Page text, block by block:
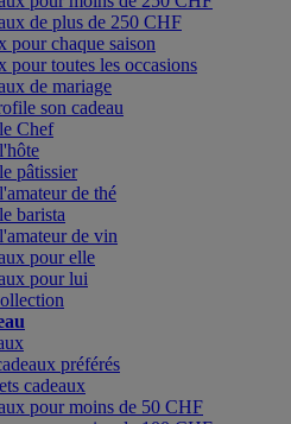
de plus de 250 CHF
pour chaque saison
pour toutes les occasions
de mariage
son cadeau
Chef
pâtissier
de thé
barista
de vin
pour elle
pour lui
préférés
cadeaux
pour moins de 50 CHF